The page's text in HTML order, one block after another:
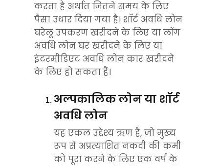
करता है अर्थात जितने समय के लिए
पैसा उधार दिया गया है। शॉर्ट अवधि लोन
घरेलू उपकरण खरीदने के लिए या लोंग
अवधि लोन घर खरीदने के लिए या
इंटरमीडिएट अवधि लोन कार खरीदने
के लिए हो सकता हैं।
अल्पकालिक लोन या शॉर्ट
अवधि लोन
यह एकल उद्देश्य ऋण है, जो मुख्य
रूप से अप्रत्याशित नकदी की कमी
को पूरा करने के लिए एक वर्ष के